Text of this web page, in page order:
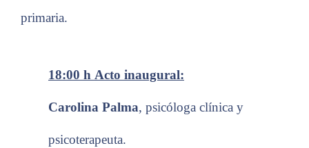
primaria.
18:00 h Acto inaugural:
Carolina Palma, psicóloga clínica y
psicoterapeuta.
mientras visitas
ver contenido y
personalizados.